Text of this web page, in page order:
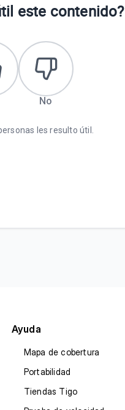
este contenido?
No
les resulto útil.
Ayuda
Mapa de cobertura
Portabilidad
Tiendas Tigo